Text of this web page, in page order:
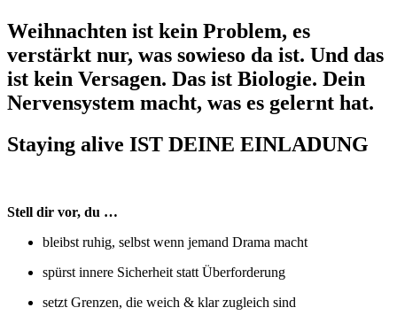
Weihnachten ist kein Problem, es
verstärkt nur, was sowieso da ist. Und das
ist kein Versagen. Das ist Biologie. Dein
Nervensystem macht, was es gelernt hat.
Staying alive IST DEINE EINLADUNG
Stell dir vor, du …
bleibst ruhig, selbst wenn jemand Drama macht
spürst innere Sicherheit statt Überforderung
setzt Grenzen, die weich & klar zugleich sind